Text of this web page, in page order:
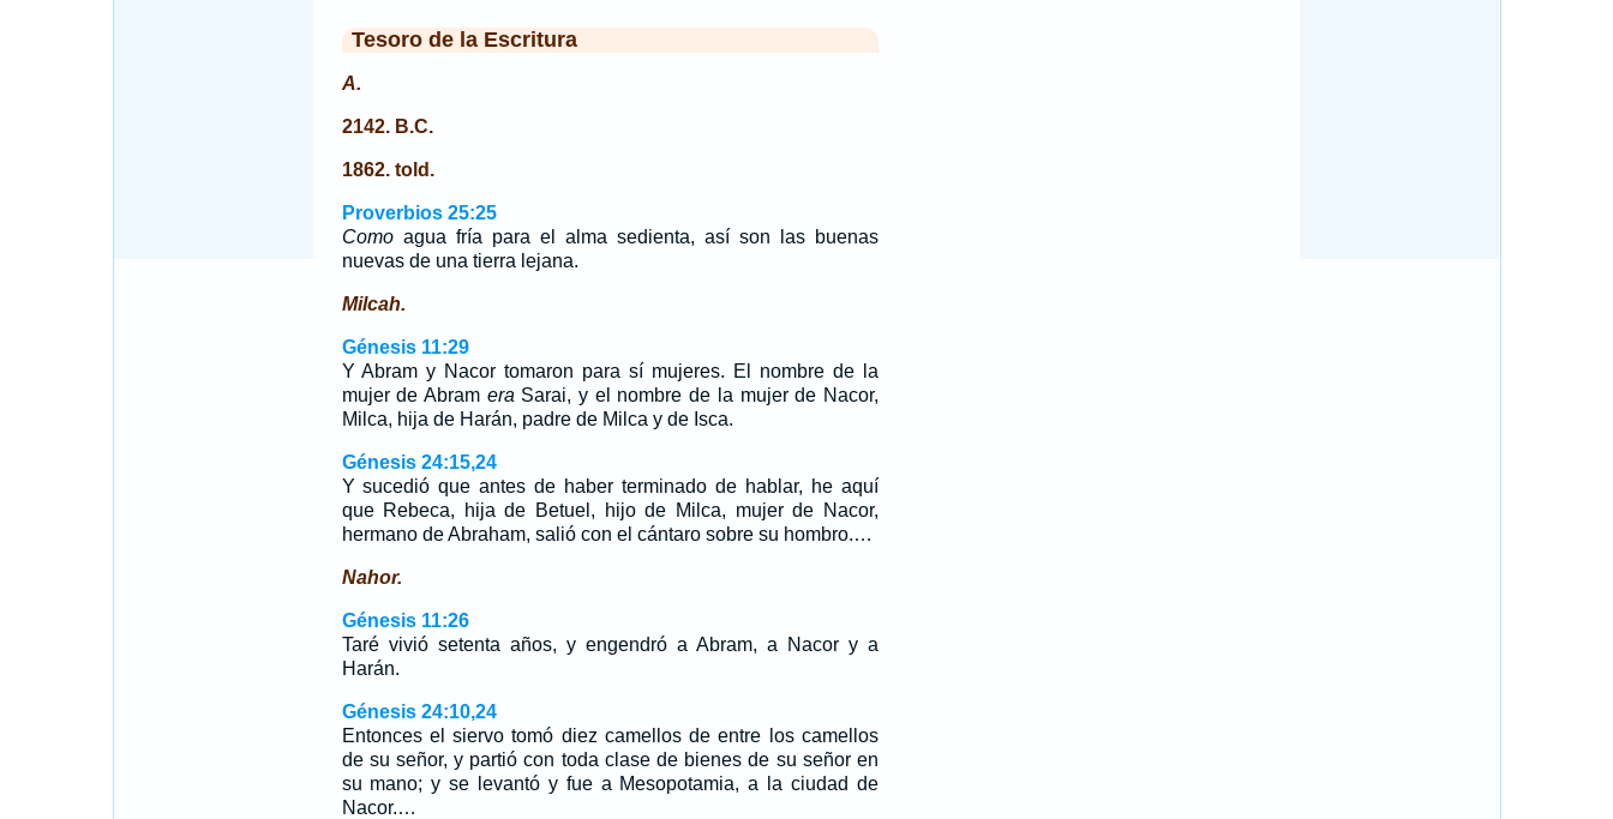
Tesoro de la Escritura
A.
2142. B.C.
1862. told.
Proverbios 25:25
Comoagua fría para el alma sedienta, así son las buenas
nuevas de una tierra lejana.
Milcah.
Génesis 11:29
Y Abram y Nacor tomaron para sí mujeres. El nombre de la
mujer de Abram era Sarai, y el nombre de la mujer de Nacor,
Milca, hija de Harán, padre de Milca y de Isca.
Génesis 24:15,24
Y sucedió que antes de haber terminado de hablar, he aquí
que Rebeca, hija de Betuel, hijo de Milca, mujer de Nacor,
hermano de Abraham, salió con el cántaro sobre su hombro.…
Nahor.
Génesis 11:26
Taré vivió setenta años, y engendró a Abram, a Nacor y a
Harán.
Génesis 24:10,24
Entonces el siervo tomó diez camellos de entre los camellos
de su señor, y partió con toda clase de bienes de su señor en
su mano; y se levantó y fue a Mesopotamia, a la ciudad de
Nacor.…